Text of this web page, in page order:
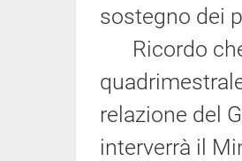
sostegno dei
Ricordo che
relazione del
interverrà il